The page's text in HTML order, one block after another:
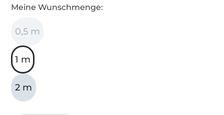
Meine Wunschmenge:
0,5 m
1 m
2 m